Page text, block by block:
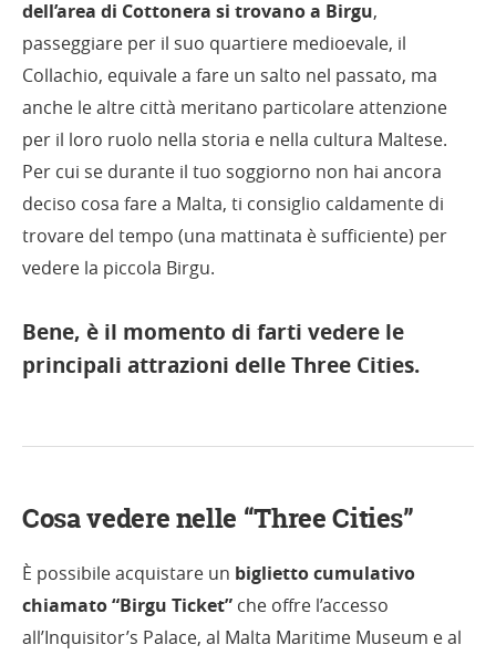
dell’area di Cottonera si trovano a Birgu,
passeggiare per il suo quartiere medioevale, il
Collachio, equivale a fare un salto nel passato, ma
anche le altre città meritano particolare attenzione
per il loro ruolo nella storia e nella cultura Maltese.
Per cui se durante il tuo soggiorno non hai ancora
deciso cosa fare a Malta, ti consiglio caldamente di
trovare del tempo (una mattinata è sufficiente) per
vedere la piccola Birgu.
Bene, è il momento di farti vedere le
principali attrazioni delle Three Cities.
Cosa vedere nelle “Three Cities”
È possibile acquistare un biglietto cumulativo
chiamato “Birgu Ticket” che offre l’accesso
all’Inquisitor’s Palace, al Malta Maritime Museum e al